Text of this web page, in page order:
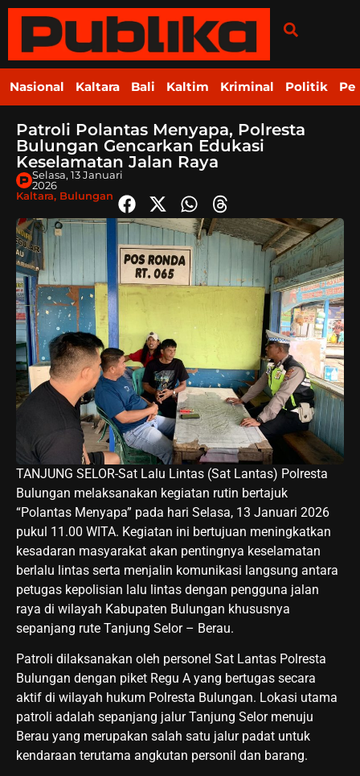
Nasional Kaltara Bali Kaltim Kriminal Politik
Patroli Polantas Menyapa, Polresta
Bulungan Gencarkan Edukasi
Keselamatan Jalan Raya
Selasa, 13 Januari
2026
Kaltara, Bulungan
TANJUNG SELOR-Sat Lalu Lintas (Sat Lantas) Polresta
Bulungan melaksanakan kegiatan rutin bertajuk
“Polantas Menyapa” pada hari Selasa, 13 Januari 2026
pukul 11.00 WITA. Kegiatan ini bertujuan meningkatkan
kesadaran masyarakat akan pentingnya keselamatan
berlalu lintas serta menjalin komunikasi langsung antara
petugas kepolisian lalu lintas dengan pengguna jalan
raya di wilayah Kabupaten Bulungan khususnya
sepanjang rute Tanjung Selor – Berau.
Patroli dilaksanakan oleh personel Sat Lantas Polresta
Bulungan dengan piket Regu A yang bertugas secara
aktif di wilayah hukum Polresta Bulungan. Lokasi utama
patroli adalah sepanjang jalur Tanjung Selor menuju
Berau yang merupakan salah satu jalur padat untuk
kendaraan terutama angkutan personil dan barang.